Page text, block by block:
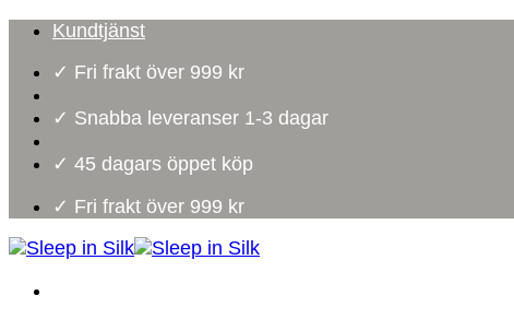
Skip
content
Kundtjänst
✓ Fri frakt över 999 kr
✓ Snabba leveranser 1-3 dagar
✓ 45 dagars öppet köp
✓ Fri frakt över 999 kr